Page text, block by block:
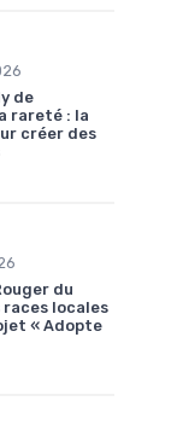
de
rareté : la
créer des
du
races locales
« Adopte